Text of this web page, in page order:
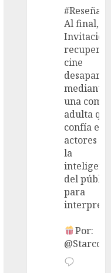
#Reseña
Al final,
recupera
cine
mediante
una
adulta
confía en
actores y
la
del
para
Por: